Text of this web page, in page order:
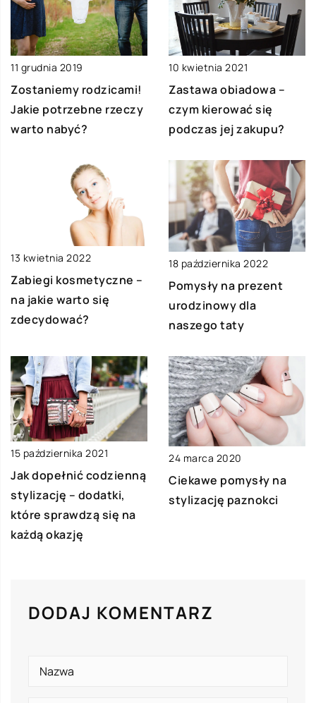
11 grudnia 2019
Zostaniemy rodzicami!
Jakie potrzebne rzeczy
warto nabyć?
10 kwietnia 2021
Zastawa obiadowa –
czym kierować się
podczas jej zakupu?
13 kwietnia 2022
Zabiegi kosmetyczne –
na jakie warto się
zdecydować?
18 października 2022
Pomysły na prezent
urodzinowy dla
naszego taty
15 października 2021
Jak dopełnić codzienną
stylizację – dodatki,
które sprawdzą się na
każdą okazję
24 marca 2020
Ciekawe pomysły na
stylizację paznokci
DODAJ KOMENTARZ